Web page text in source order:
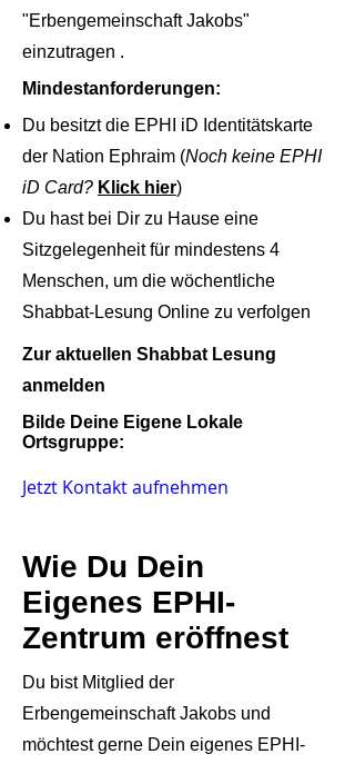
"Erbengemeinschaft Jakobs"
einzutragen .
Mindestanforderungen:
Du besitzt die EPHI iD Identitätskarte
der Nation Ephraim (Noch keine EPHI
iD Card? Klick hier)
Du hast bei Dir zu Hause eine
Sitzgelegenheit für mindestens 4
Menschen, um die wöchentliche
Shabbat-Lesung Online zu verfolgen
Zur aktuellen Shabbat Lesung
anmelden
Bilde Deine Eigene Lokale
Ortsgruppe:
Jetzt Kontakt aufnehmen
Wie Du Dein
Eigenes EPHI-
Zentrum eröffnest
Du bist Mitglied der
Erbengemeinschaft Jakobs und
möchtest gerne Dein eigenes EPHI-